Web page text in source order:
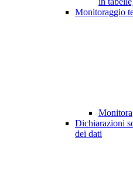
Monitoraggio
Dichiarazioni
dei dati